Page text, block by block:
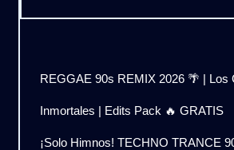
REGGAE 90s REMIX 2026 🌴 | Los
Inmortales | Edits Pack 🔥 GRATIS
¡Solo Himnos! TECHNO TRANCE